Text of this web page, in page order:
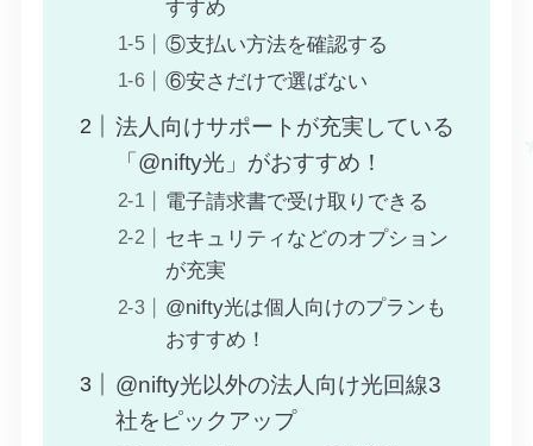
すすめ
⑤支払い方法を確認する
⑥安さだけで選ばない
法人向けサポートが充実している
「@nifty光」がおすすめ！
電子請求書で受け取りできる
セキュリティなどのオプション
が充実
@nifty光は個人向けのプランも
おすすめ！
@nifty光以外の法人向け光回線3
社をピックアップ